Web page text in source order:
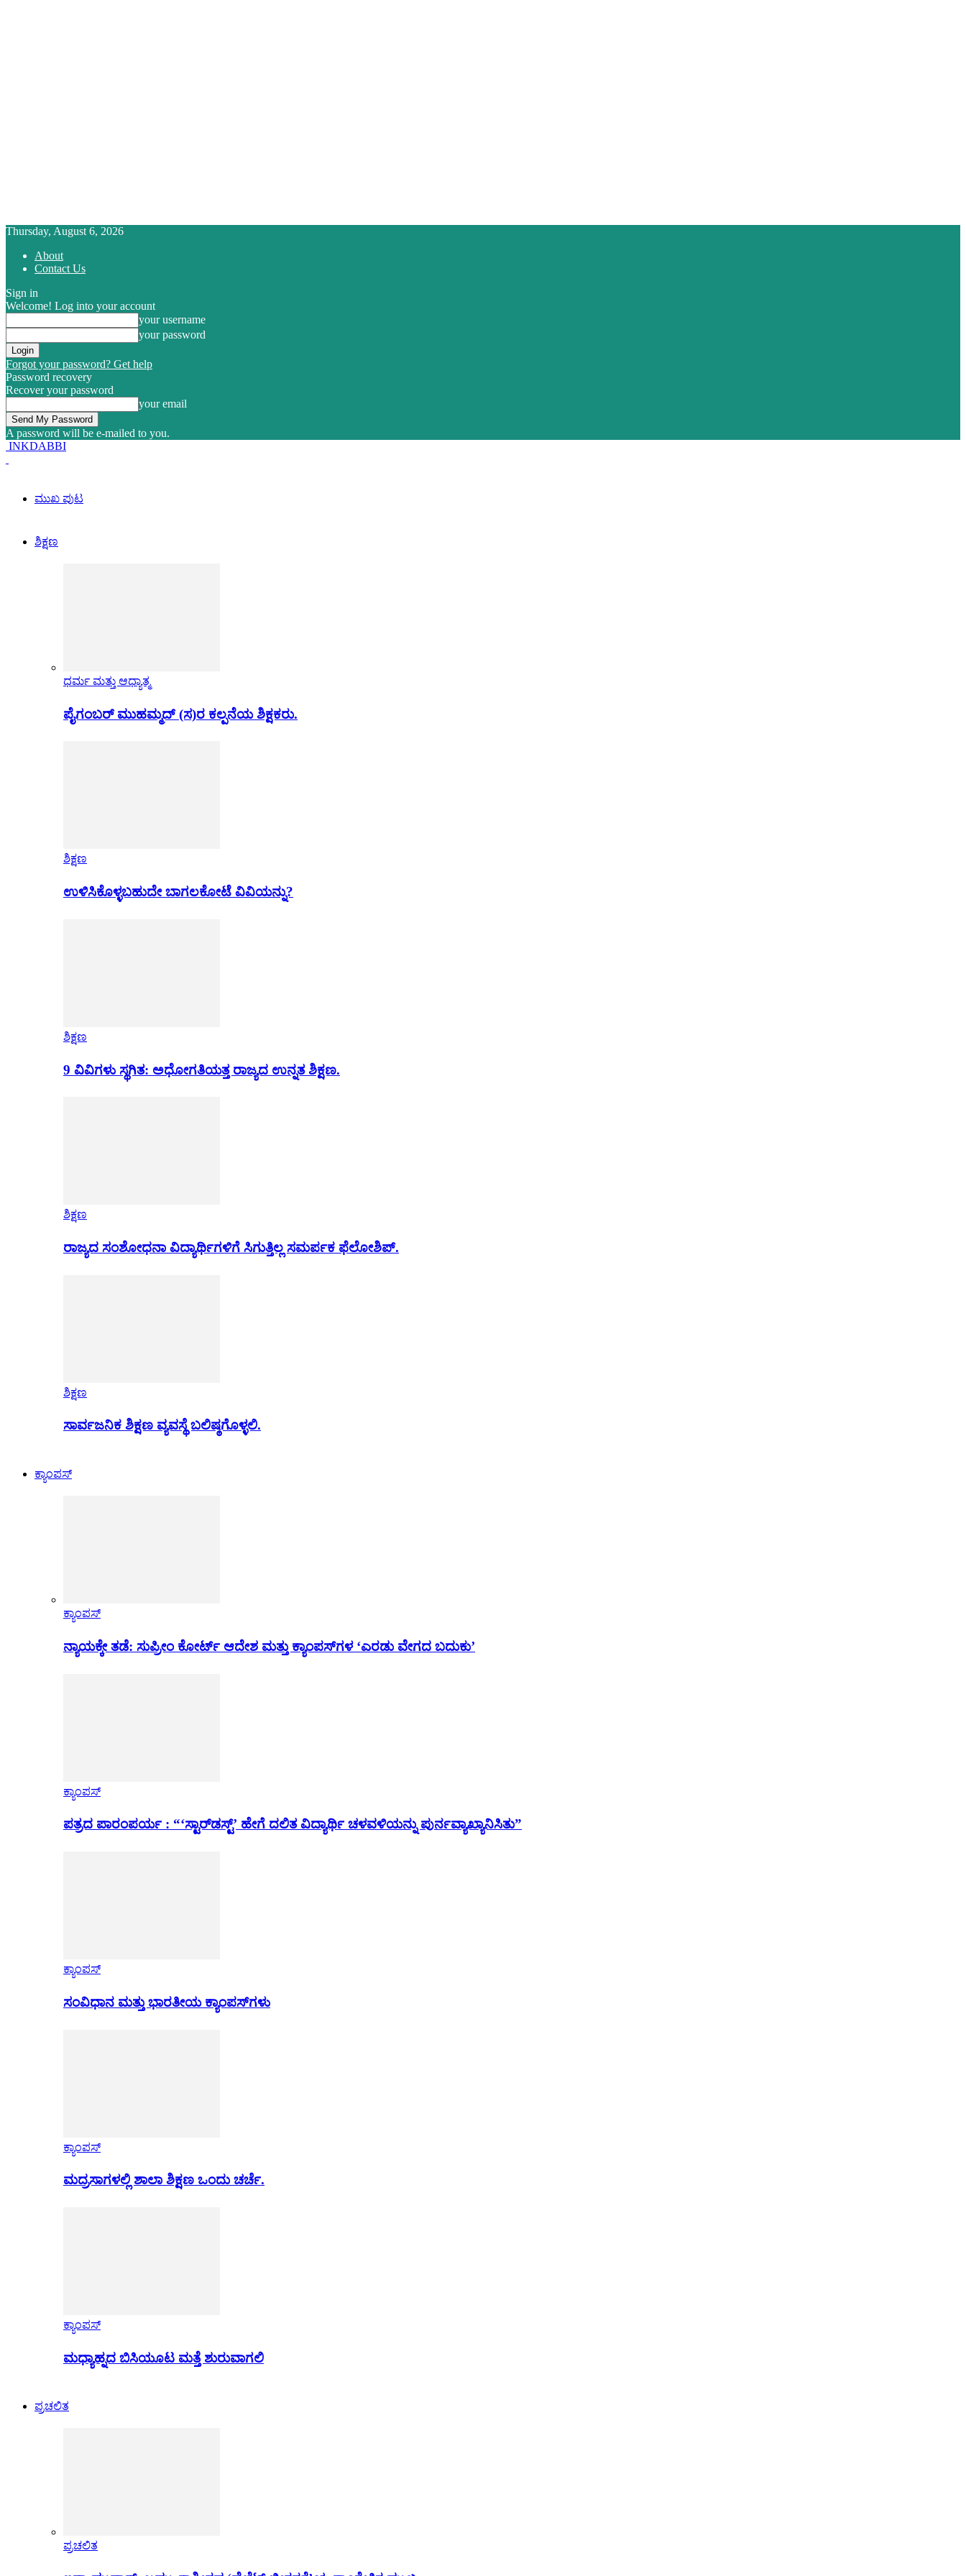
Thursday, August 6, 2026
About
Contact Us
Sign in
Welcome! Log into your account
your username
your password
Forgot your password? Get help
Password recovery
Recover your password
your email
A password will be e-mailed to you.
INKDABBI
ಮುಖ ಪುಟ
ಶಿಕ್ಷಣ
ಧರ್ಮ ಮತ್ತು ಆಧ್ಯಾತ್ಮ
ಪೈಗಂಬರ್ ಮುಹಮ್ಮದ್ (ಸ)ರ ಕಲ್ಪನೆಯ ಶಿಕ್ಷಕರು.
ಶಿಕ್ಷಣ
ಉಳಿಸಿಕೊಳ್ಳಬಹುದೇ ಬಾಗಲಕೋಟೆ ವಿವಿಯನ್ನು?
ಶಿಕ್ಷಣ
9 ವಿವಿಗಳು ಸ್ಥಗಿತ: ಅಧೋಗತಿಯತ್ತ ರಾಜ್ಯದ ಉನ್ನತ ಶಿಕ್ಷಣ.
ಶಿಕ್ಷಣ
ರಾಜ್ಯದ ಸಂಶೋಧನಾ ವಿದ್ಯಾರ್ಥಿಗಳಿಗೆ ಸಿಗುತ್ತಿಲ್ಲ ಸಮರ್ಪಕ ಫೆಲೋಶಿಪ್.
ಶಿಕ್ಷಣ
ಸಾರ್ವಜನಿಕ ಶಿಕ್ಷಣ ವ್ಯವಸ್ಥೆ ಬಲಿಷ್ಠಗೊಳ್ಳಲಿ.
ಕ್ಯಾಂಪಸ್
ಕ್ಯಾಂಪಸ್
ನ್ಯಾಯಕ್ಕೇ ತಡೆ: ಸುಪ್ರೀಂ ಕೋರ್ಟ್ ಆದೇಶ ಮತ್ತು ಕ್ಯಾಂಪಸ್‌ಗಳ ‘ಎರಡು ವೇಗದ ಬದುಕು’
ಕ್ಯಾಂಪಸ್
ಪತ್ರದ ಪಾರಂಪರ್ಯ : “‘ಸ್ಟಾರ್‌ಡಸ್ಟ್’ ಹೇಗೆ ದಲಿತ ವಿದ್ಯಾರ್ಥಿ ಚಳವಳಿಯನ್ನು ಪುರ್ನವ್ಯಾಖ್ಯಾನಿಸಿತು”
ಕ್ಯಾಂಪಸ್
ಸಂವಿಧಾನ ಮತ್ತು ಭಾರತೀಯ ಕ್ಯಾಂಪಸ್‌ಗಳು
ಕ್ಯಾಂಪಸ್
ಮದ್ರಸಾಗಳಲ್ಲಿ ಶಾಲಾ ಶಿಕ್ಷಣ ಒಂದು ಚರ್ಚೆ.
ಕ್ಯಾಂಪಸ್
ಮಧ್ಯಾಹ್ನದ ಬಿಸಿಯೂಟ ಮತ್ತೆ ಶುರುವಾಗಲಿ
ಪ್ರಚಲಿತ
ಪ್ರಚಲಿತ